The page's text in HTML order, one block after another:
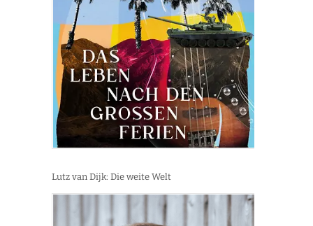
Lutz van Dijk: Die weite Welt